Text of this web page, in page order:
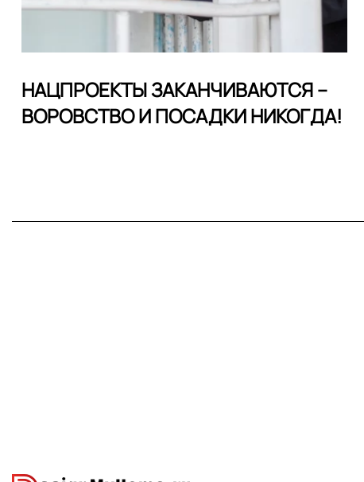
НАЦПРОЕКТЫ ЗАКАНЧИВАЮТСЯ –
ВОРОВСТВО И ПОСАДКИ НИКОГДА!